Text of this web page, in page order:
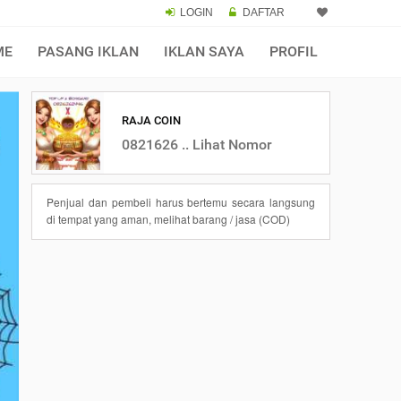
LOGIN DAFTAR
PASANG IKLAN IKLAN SAYA PROFIL
RAJA COIN
0821626 .. Lihat Nomor
Penjual dan pembeli harus bertemu secara langsung
di tempat yang aman, melihat barang / jasa (COD)